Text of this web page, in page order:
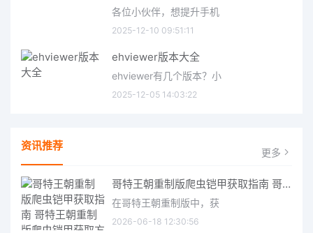
各位小伙伴，想提升手机
2025-12-10 09:51:11
ehviewer版本大全
ehviewer有几个版本？小
2025-12-05 14:03:22
资讯推荐 更多
哥特王朝重制版爬虫铠甲获取指南 哥特王朝重制版爬虫铠甲获取方法
在哥特王朝重制版中，获
2026-06-18 12:30:56